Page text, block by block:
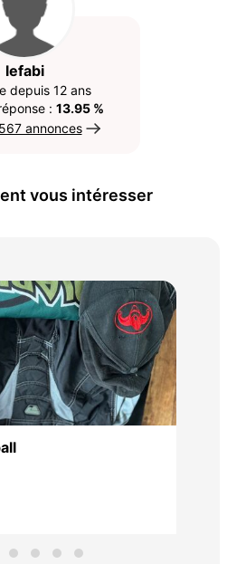
lefabi
depuis 12 ans
: 13.95 %
annonces
vous intéresser